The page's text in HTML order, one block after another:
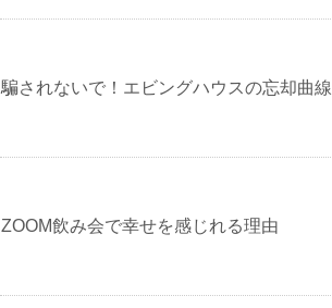
騙されないで！エビングハウスの忘却曲線
ZOOM飲み会で幸せを感じれる理由